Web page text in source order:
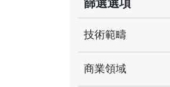
篩選選項
技術範疇
商業領域